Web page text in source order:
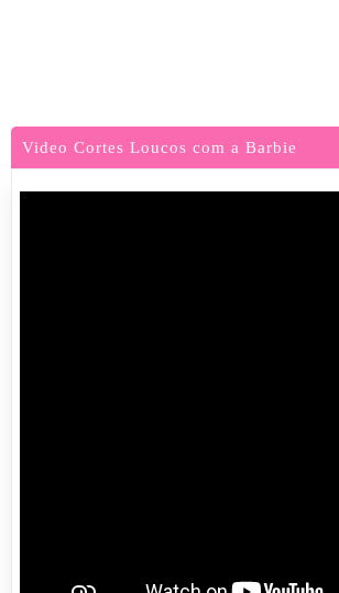
Video Cortes Loucos com a Barbie